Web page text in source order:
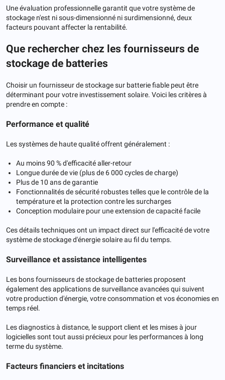
Une évaluation professionnelle garantit que votre système de
stockage n'est ni sous-dimensionné ni surdimensionné, deux
facteurs pouvant affecter la rentabilité.
Que rechercher chez les fournisseurs de
stockage de batteries
Choisir un fournisseur de stockage sur batterie fiable peut être
déterminant pour votre investissement solaire. Voici les critères à
prendre en compte :
Performance et qualité
Les systèmes de haute qualité offrent généralement :
Au moins 90 % d'efficacité aller-retour
Longue durée de vie (plus de 6 000 cycles de charge)
Plus de 10 ans de garantie
Fonctionnalités de sécurité robustes telles que le contrôle de la
température et la protection contre les surcharges
Conception modulaire pour une extension de capacité facile
Ces détails techniques ont un impact direct sur l'efficacité de votre
système de stockage d'énergie solaire au fil du temps.
Surveillance et assistance intelligentes
Les bons fournisseurs de stockage de batteries proposent
également des applications de surveillance avancées qui suivent
votre production d'énergie, votre consommation et vos économies en
temps réel.
Les diagnostics à distance, le support client et les mises à jour
logicielles sont tout aussi précieux pour les performances à long
terme du système.
Facteurs financiers et incitations